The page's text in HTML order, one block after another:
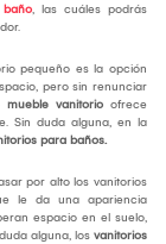
, las cuáles podrás
pequeño es la opción
pero sin renunciar
mueble vanitorio ofrece
Sin duda alguna, en la
para baños.
por alto los vanitorios
le da una apariencia
espacio en el suelo,
alguna, los vanitorios